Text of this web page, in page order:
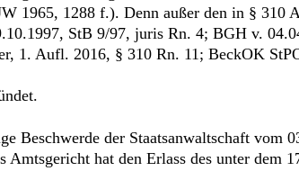
1965, 1288 f.). Denn außer den in § 310
StB 9/97, juris Rn. 4; BGH v.
1. Aufl. 2016, § 310 Rn. 11; BeckOK
Beschwerde der Staatsanwaltschaft vom
hat den Erlass des unter dem